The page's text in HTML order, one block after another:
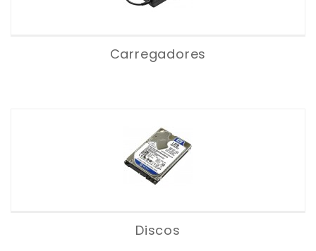
Carregadores
Discos